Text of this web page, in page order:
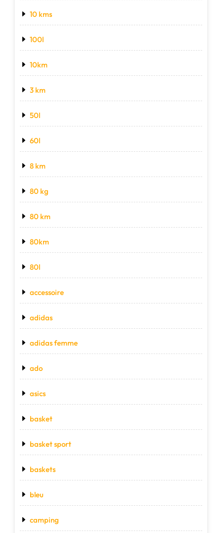
10 kms
100l
10km
3 km
50l
60l
8 km
80 kg
80 km
80km
80l
accessoire
adidas
adidas femme
ado
asics
basket
basket sport
baskets
bleu
camping